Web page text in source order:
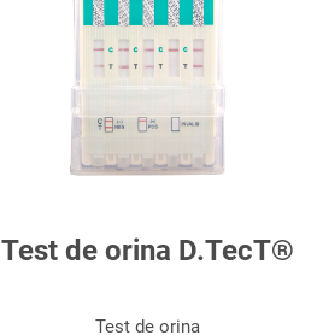
Test de orina D.TecT®
Test de orina